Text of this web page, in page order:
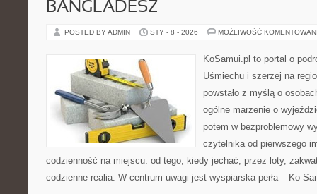
BANGLADESZ
POSTED BY ADMIN STY - 8 - 2026 MOŻLIWOŚĆ
KoSamui.pl to portal o
Uśmiechu i szerzej na
powstało z myślą o
ogólne marzenie o
potem w bezproblemowy
czytelnika od pierwszego
codzienność na miejscu: od tego, kiedy jechać, przez loty,
codzienne realia. W centrum uwagi jest wyspiarska perła – Ko